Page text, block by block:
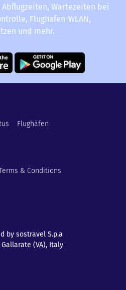
Abflugzeiten, Wartezeiten bei
Flughafen-WLAN,
und mehr.
Flughäfen
& Conditions
by sostravel S.p.a
Gallarate (VA), Italy